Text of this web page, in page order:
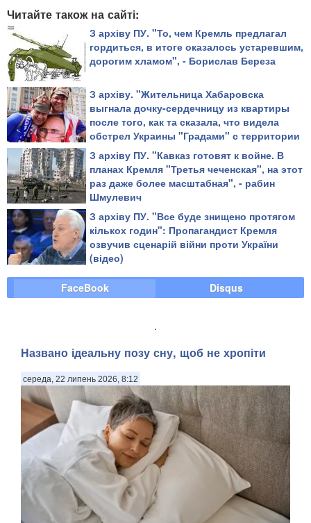
Читайте також на сайті:
З архіву ПУ. "То, чем Кремль предлагал
гордиться, в итоге оказалось устаревшим,
дорогим хламом", - Борислав Береза
З архіву. "Жительница Хабаровска
выгнала дочку-сердечницу из квартиры
после того, как та сказала, что видела
обстрел Украины "Градами" с территории
РФ", - блогер
З архіву ПУ. "Кавказ готовят к войне. В
планах Кремля "Третья чеченская", на этот
раз даже более масштабная", - рабин
Шмулевич
З архіву ПУ. "Все буде знищено протягом
кількох годин": Пропагандист Кремля
озвучив сценарій війни проти України
(відео)
FaceBook Disqus
.
Названо ідеальну позу сну, щоб не хропіти
середа, 22 липень 2026, 8:12